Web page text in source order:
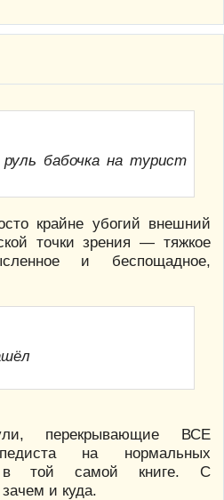
бабочка на турист
крайне убогий внешний
точки зрения — тяжкое
и беспощадное,
перекрывающие ВСЕ
на нормальных
в той самой книге. С
и куда.